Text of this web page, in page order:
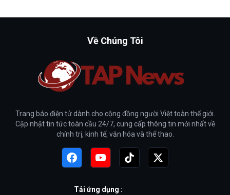
Về Chúng Tôi
Trang báo điện tử dành cho cộng đồng người Việt toàn thế giới.
Cập nhật tin tức toàn cầu 24/7, cung cấp thông tin mới nhất về
chính trị, kinh tế, văn hóa và thể thao.
Tải ứng dụng :